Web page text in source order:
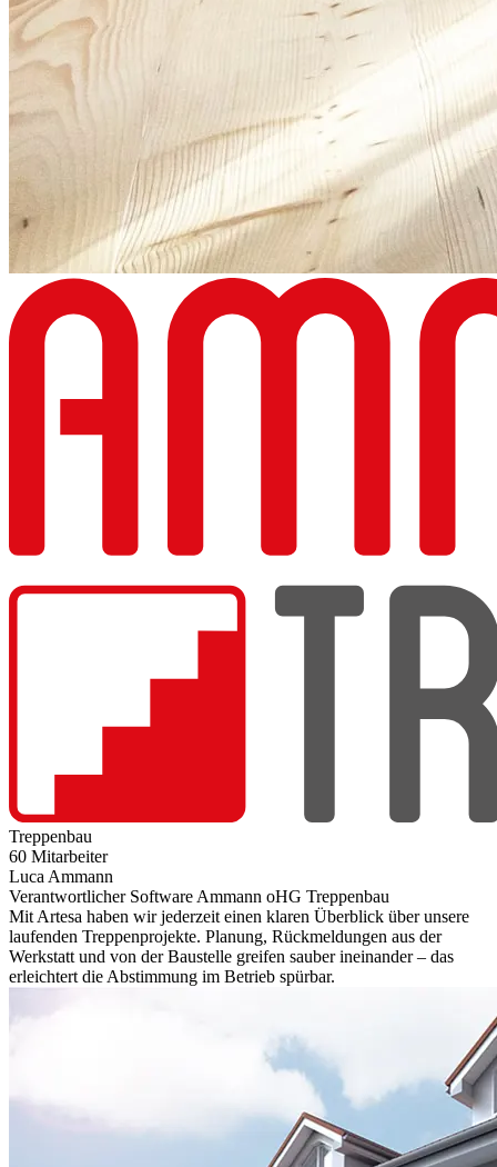
Treppenbau
60 Mitarbeiter
Luca Ammann
Verantwortlicher Software Ammann oHG Treppenbau
Mit Artesa haben wir jederzeit einen klaren Überblick über unsere
laufenden Treppenprojekte. Planung, Rückmeldungen aus der
Werkstatt und von der Baustelle greifen sauber ineinander – das
erleichtert die Abstimmung im Betrieb spürbar.